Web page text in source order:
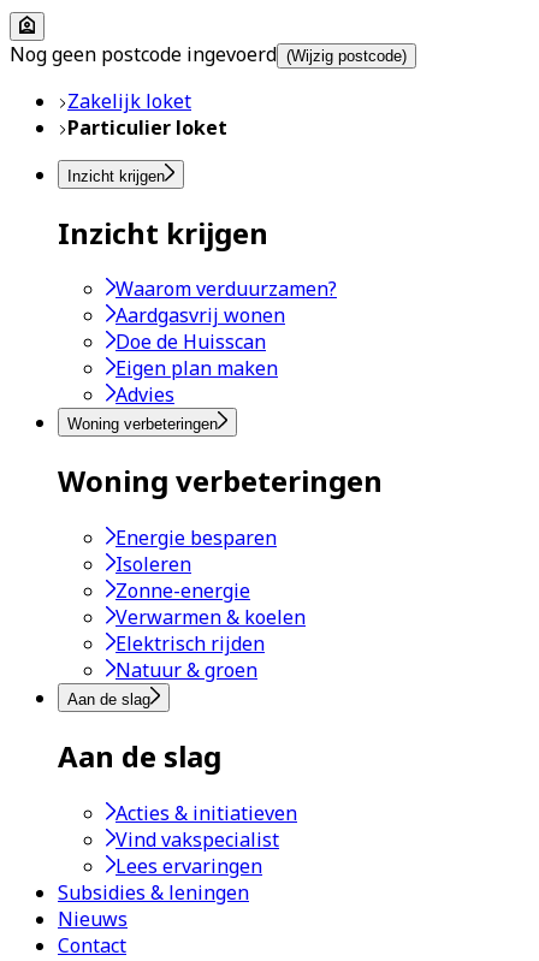
Nog geen postcode ingevoerd (Wijzig postcode)
Zakelijk loket
Particulier loket
Inzicht krijgen
Inzicht krijgen
Waarom verduurzamen?
Aardgasvrij wonen
Doe de Huisscan
Eigen plan maken
Advies
Woning verbeteringen
Woning verbeteringen
Energie besparen
Isoleren
Zonne-energie
Verwarmen & koelen
Elektrisch rijden
Natuur & groen
Aan de slag
Aan de slag
Acties & initiatieven
Vind vakspecialist
Lees ervaringen
Subsidies & leningen
Nieuws
Contact